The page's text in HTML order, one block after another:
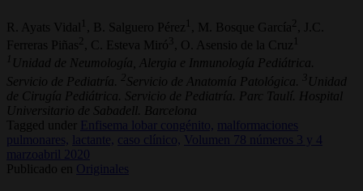
R. Ayats Vidal 1 , B. Salguero Pérez 1 , M. Bosque García
, J.C.
Ferreras Piñas
, C. Esteva Miró 3 , O. Asensio de la Cruz 1
1
Unidad de Neumología, Alergia e Inmunología Pediátrica.
Servicio de Pediatría.
2 Servicio de Anatomía Patológica. 3 Unidad
de Cirugía Pediátrica. Servicio de Pediatría. Parc Taulí. Hospital
Universitario de Sabadell. Barcelona
Tagged under
Enfisema lobar congénito,
malformaciones
pulmonares,
lactante, caso clínico,
Volumen 78 números 3 y 4
marzoabril 2020
Publicado en
Originales